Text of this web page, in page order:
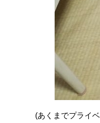
(あくまでプライ